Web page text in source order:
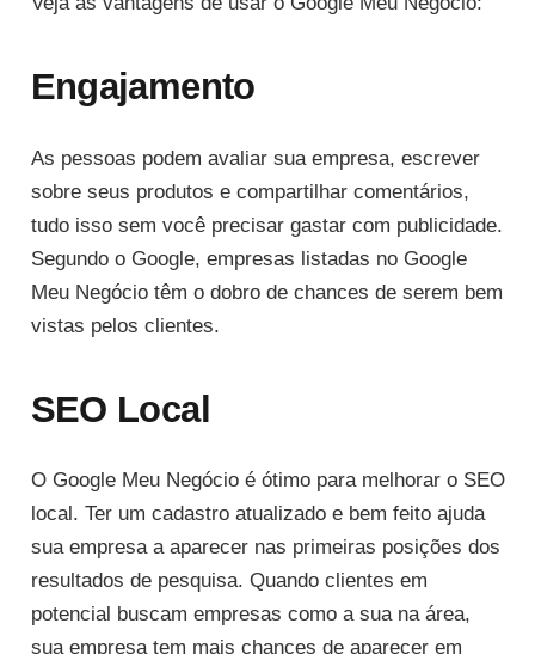
Engajamento
As pessoas podem avaliar sua empresa, escrever
sobre seus produtos e compartilhar comentários,
tudo isso sem você precisar gastar com publicidade.
Segundo o Google, empresas listadas no Google
Meu Negócio têm o dobro de chances de serem bem
vistas pelos clientes.
SEO Local
O Google Meu Negócio é ótimo para melhorar o SEO
local. Ter um cadastro atualizado e bem feito ajuda
sua empresa a aparecer nas primeiras posições dos
resultados de pesquisa. Quando clientes em
potencial buscam empresas como a sua na área,
sua empresa tem mais chances de aparecer em